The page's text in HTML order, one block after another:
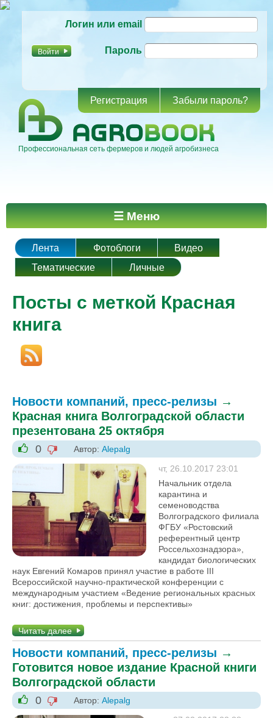
основному
Логин или email
Пароль
Регистрация Забыли пароль?
Профессиональная сеть фермеров и людей агробизнеса
Главное меню ☰ Меню
Лента Фотоблоги
Видео
Тематические
Личные
Посты с меткой Красная
книга
Новости компаний, пресс-релизы →
Красная книга Волгоградской области
презентована 25 октября
+1
0
-1
Автор: Alepalg
чт, 26.10.2017 23:01
Начальник отдела
карантина и
семеноводства
Волгоградского филиала
ФГБУ «Ростовский
референтный центр
Россельхознадзора»,
кандидат биологических
наук Евгений Комаров принял участие в работе III
Всероссийской научно-практической конференции с
международным участием «Ведение региональных красных
книг: достижения, проблемы и перспективы»
Читать далее
Новости компаний, пресс-релизы →
Готовится новое издание Красной книги
Волгоградской области
+1
0
-1
Автор: Alepalg